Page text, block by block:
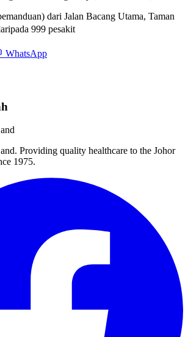
dari Jalan Bacang Utama, Taman
999 pesakit
WhatsApp
Providing quality healthcare to the Johor
1975.